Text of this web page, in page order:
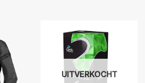
UITVERKOCHT